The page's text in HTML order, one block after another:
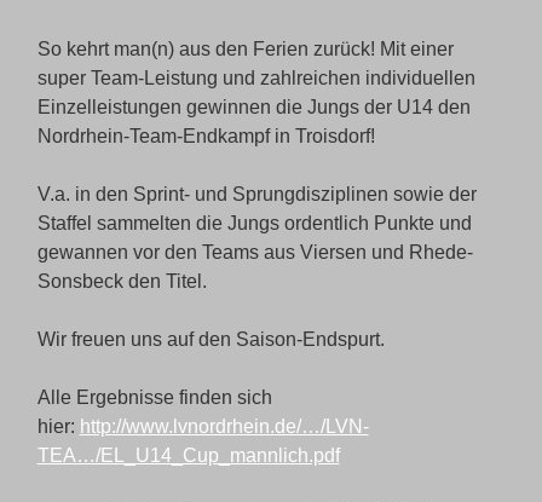
So kehrt man(n) aus den Ferien zurück! Mit einer
super Team-Leistung und zahlreichen individuellen
Einzelleistungen gewinnen die Jungs der U14 den
Nordrhein-Team-Endkampf in Troisdorf!
V.a. in den Sprint- und Sprungdisziplinen sowie der
Staffel sammelten die Jungs ordentlich Punkte und
gewannen vor den Teams aus Viersen und Rhede-
Sonsbeck den Titel.
Wir freuen uns auf den Saison-Endspurt.
Alle Ergebnisse finden sich
hier: http://www.lvnordrhein.de/…/LVN-
TEA…/EL_U14_Cup_mannlich.pdf